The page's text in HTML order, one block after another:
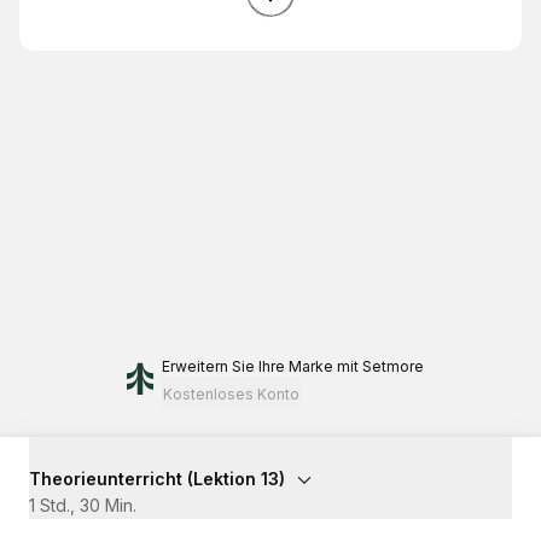
Erweitern Sie Ihre Marke mit Setmore
Kostenloses Konto
Theorieunterricht (Lektion 13)
1 Std., 30 Min.